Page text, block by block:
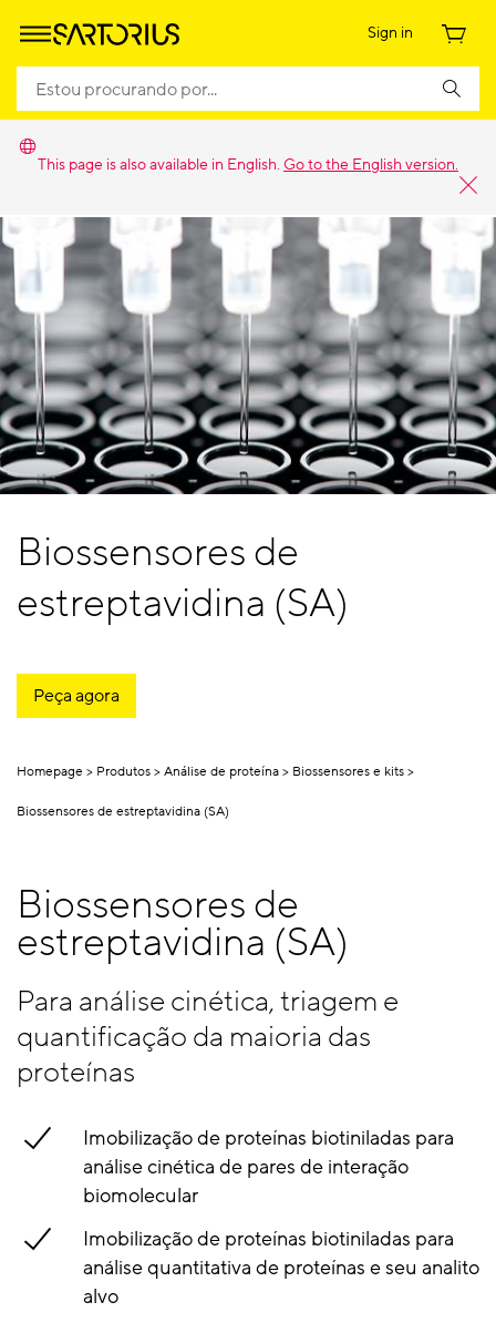
Sign in
This page is also available in English. Go to the English version.
Biossensores de
estreptavidina (SA)
Peça agora
Homepage Produtos Análise de proteína Biossensores e kits
Biossensores de estreptavidina (SA)
Biossensores de
estreptavidina (SA)
Para análise cinética, triagem e
quantificação da maioria das
proteínas
Imobilização de proteínas biotiniladas para
análise cinética de pares de interação
biomolecular
Imobilização de proteínas biotiniladas para
análise quantitativa de proteínas e seu analito
alvo